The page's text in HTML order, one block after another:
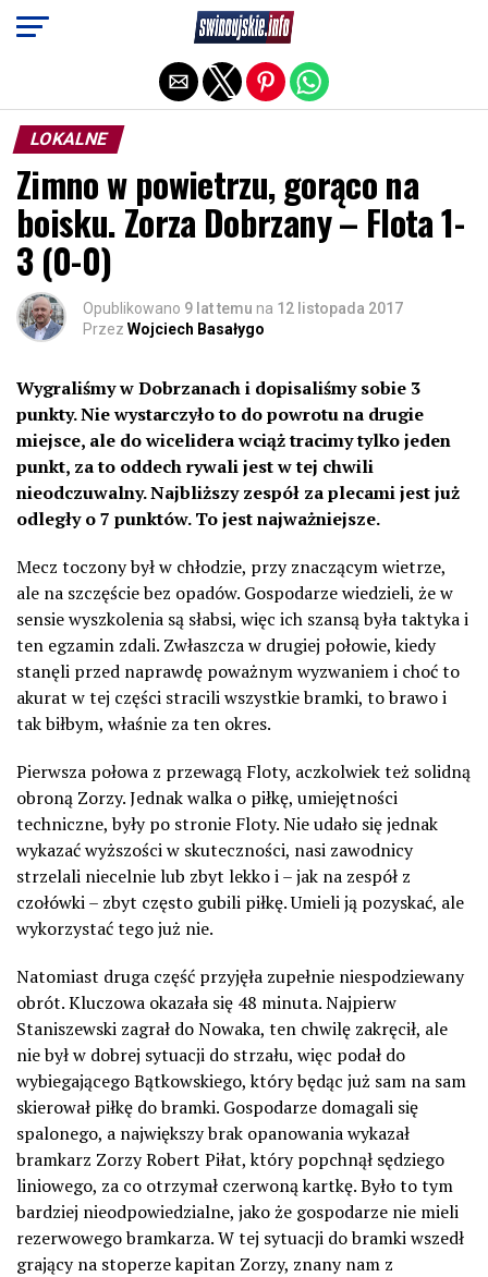
LOKALNE
Zimno w powietrzu, gorąco na
boisku. Zorza Dobrzany – Flota 1-
3 (0-0)
Opublikowano 9 lat temu na 12 listopada 2017
Przez Wojciech Basałygo
Wygraliśmy w Dobrzanach i dopisaliśmy sobie 3
punkty. Nie wystarczyło to do powrotu na drugie
miejsce, ale do wicelidera wciąż tracimy tylko jeden
punkt, za to oddech rywali jest w tej chwili
nieodczuwalny. Najbliższy zespół za plecami jest już
odległy o 7 punktów. To jest najważniejsze.
Mecz toczony był w chłodzie, przy znaczącym wietrze,
ale na szczęście bez opadów. Gospodarze wiedzieli, że w
sensie wyszkolenia są słabsi, więc ich szansą była taktyka i
ten egzamin zdali. Zwłaszcza w drugiej połowie, kiedy
stanęli przed naprawdę poważnym wyzwaniem i choć to
akurat w tej części stracili wszystkie bramki, to brawo i
tak biłbym, właśnie za ten okres.
Pierwsza połowa z przewagą Floty, aczkolwiek też solidną
obroną Zorzy. Jednak walka o piłkę, umiejętności
techniczne, były po stronie Floty. Nie udało się jednak
wykazać wyższości w skuteczności, nasi zawodnicy
strzelali niecelnie lub zbyt lekko i – jak na zespół z
czołówki – zbyt często gubili piłkę. Umieli ją pozyskać, ale
wykorzystać tego już nie.
Natomiast druga część przyjęła zupełnie niespodziewany
obrót. Kluczowa okazała się 48 minuta. Najpierw
Staniszewski zagrał do Nowaka, ten chwilę zakręcił, ale
nie był w dobrej sytuacji do strzału, więc podał do
wybiegającego Bątkowskiego, który będąc już sam na sam
skierował piłkę do bramki. Gospodarze domagali się
spalonego, a największy brak opanowania wykazał
bramkarz Zorzy Robert Piłat, który popchnął sędziego
liniowego, za co otrzymał czerwoną kartkę. Było to tym
bardziej nieodpowiedzialne, jako że gospodarze nie mieli
rezerwowego bramkarza. W tej sytuacji do bramki wszedł
grający na stoperze kapitan Zorzy, znany nam z
Exit mobile version